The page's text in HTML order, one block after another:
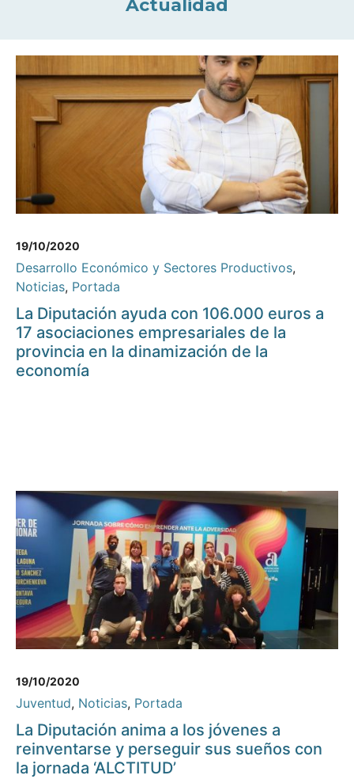
Actualidad
19/10/2020
Desarrollo Económico y Sectores Productivos,
Noticias, Portada
La Diputación ayuda con 106.000 euros a
17 asociaciones empresariales de la
provincia en la dinamización de la
economía
19/10/2020
Juventud, Noticias, Portada
La Diputación anima a los jóvenes a
reinventarse y perseguir sus sueños con
la jornada ‘ALCTITUD’